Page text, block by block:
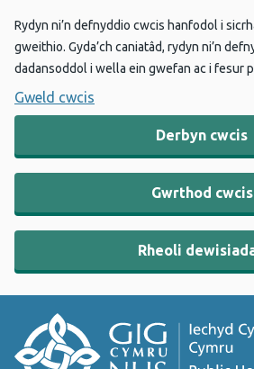
Rydyn ni’n defnyddio cwcis hanfodol i
gweithio. Gyda’ch caniatâd, rydyn ni’n
dadansoddol i wella ein gwefan ac i fesur
Gweld cwcis
Derbyn cwcis
Gwrthod cwcis
Rheoli